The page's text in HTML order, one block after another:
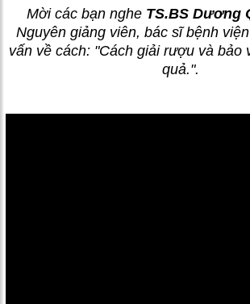
Mời các bạn nghe TS.BS Dương
Nguyên giảng viên, bác sĩ bệnh
vấn về cách: "Cách giải rượu và bảo
quả.".